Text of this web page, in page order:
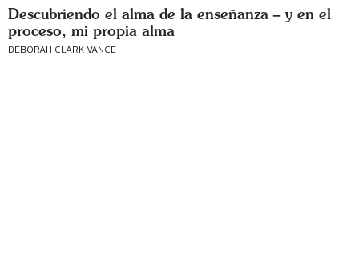
Descubriendo el alma de la enseñanza – y en el
proceso, mi propia alma
DEBORAH CLARK VANCE